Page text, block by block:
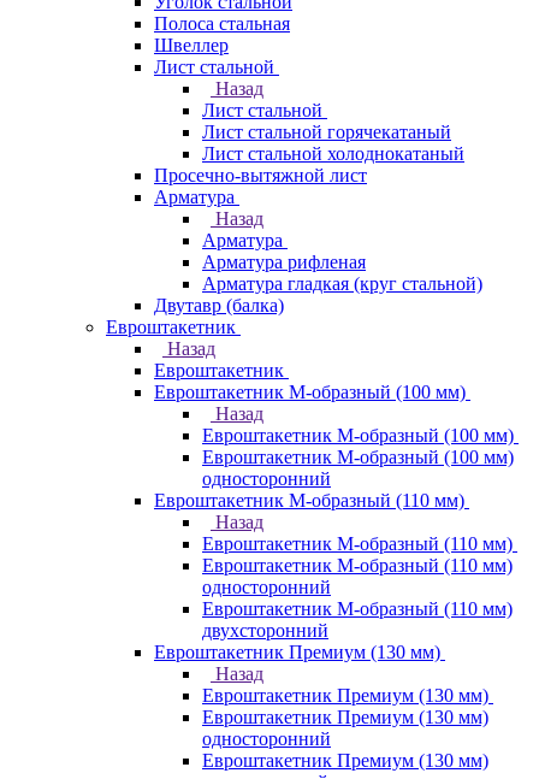
Полоса стальная
Швеллер
Лист стальной
Назад
Лист стальной
Лист стальной горячекатаный
Лист стальной холоднокатаный
Просечно-вытяжной лист
Арматура
Назад
Арматура
Арматура рифленая
Арматура гладкая (круг стальной)
Двутавр (балка)
Евроштакетник
Назад
Евроштакетник
Евроштакетник М-образный (100 мм)
Назад
Евроштакетник М-образный (100 мм)
Евроштакетник М-образный (100 мм)
односторонний
Евроштакетник М-образный (110 мм)
Назад
Евроштакетник М-образный (110 мм)
Евроштакетник М-образный (110 мм)
односторонний
Евроштакетник М-образный (110 мм)
двухсторонний
Евроштакетник Премиум (130 мм)
Назад
Евроштакетник Премиум (130 мм)
Евроштакетник Премиум (130 мм)
односторонний
Евроштакетник Премиум (130 мм)